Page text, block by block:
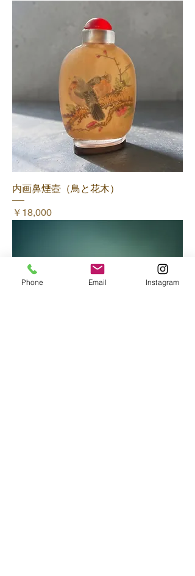
内画鼻煙壺（鳥と花木）
価格
￥18,000
Phone Email Instagram